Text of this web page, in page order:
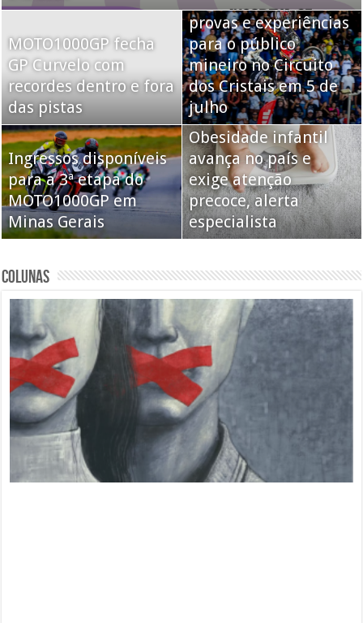
MOTO1000GP fecha
GP Curvelo com
recordes dentro e fora
das pistas
provas e experiências
para o público
mineiro no Circuito
dos Cristais em 5 de
julho
Ingressos disponíveis
para a 3ª etapa do
MOTO1000GP em
Minas Gerais
Obesidade infantil
avança no país e
exige atenção
precoce, alerta
especialista
COLUNAS